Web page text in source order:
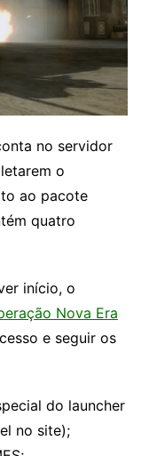
no servidor
o
ao pacote
quatro
início, o
Nova Era
e seguir os
do launcher
no site);